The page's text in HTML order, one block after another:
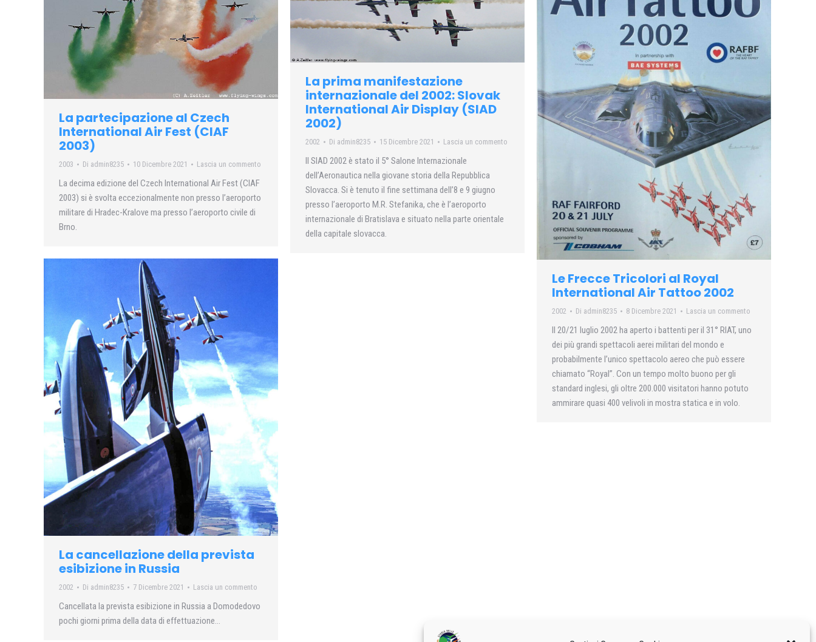
La prima manifestazione
internazionale del 2002: Slovak
International Air Display (SIAD
2002)
2002 Di admin8235 15 Dicembre 2021 Lascia un commento
Il SIAD 2002 è stato il 5° Salone Internazionale
dell’Aeronautica nella giovane storia della Repubblica
Slovacca. Si è tenuto il fine settimana dell’8 e 9 giugno
presso l’aeroporto M.R. Stefanika, che è l’aeroporto
internazionale di Bratislava e situato nella parte orientale
della capitale slovacca.
La partecipazione al Czech
International Air Fest (CIAF
2003)
2003 Di admin8235 10 Dicembre 2021 Lascia un commento
La decima edizione del Czech International Air Fest (CIAF
2003) si è svolta eccezionalmente non presso l’aeroporto
militare di Hradec-Kralove ma presso l’aeroporto civile di
Brno.
Le Frecce Tricolori al Royal
International Air Tattoo 2002
2002 Di admin8235 8 Dicembre 2021 Lascia un commento
Il 20/21 luglio 2002 ha aperto i battenti per il 31° RIAT, uno
dei più grandi spettacoli aerei militari del mondo e
probabilmente l’unico spettacolo aereo che può essere
chiamato “Royal”. Con un tempo molto buono per gli
standard inglesi, gli oltre 200.000 visitatori hanno potuto
ammirare quasi 400 velivoli in mostra statica e in volo.
La cancellazione della prevista
esibizione in Russia
2002 Di admin8235 7 Dicembre 2021 Lascia un commento
Cancellata la prevista esibizione in Russia a Domodedovo
pochi giorni prima della data di effettuazione…